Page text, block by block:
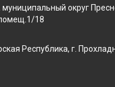
муниципальный округ
18
Республика, г.